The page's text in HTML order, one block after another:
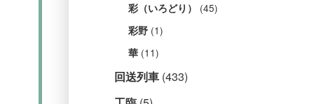
彩（いろどり） (45)
彩野 (1)
華 (11)
回送列車 (433)